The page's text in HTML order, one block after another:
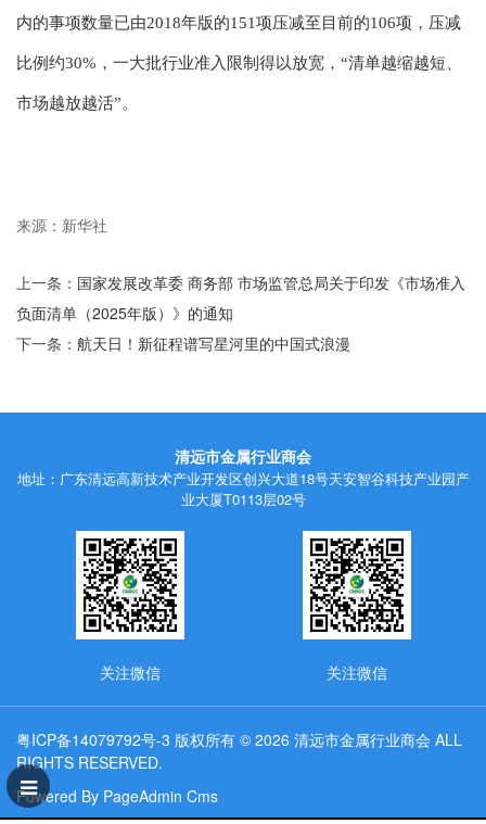
内的事项数量已由2018年版的151项压减至目前的106项，压减
比例约30%，一大批行业准入限制得以放宽，“清单越缩越短、
市场越放越活”。
来源：新华社
上一条： 国家发展改革委 商务部 市场监管总局关于印发《市场准入
负面清单（2025年版）》的通知
下一条： 航天日！新征程谱写星河里的中国式浪漫
清远市金属行业商会
地址：广东清远高新技术产业开发区创兴大道18号天安智谷科技产业园产
业大厦T0113层02号
关注微信 关注微信
粤ICP备14079792号-3 版权所有 © 2026 清远市金属行业商会 ALL
RIGHTS RESERVED.
Powered By PageAdmin Cms